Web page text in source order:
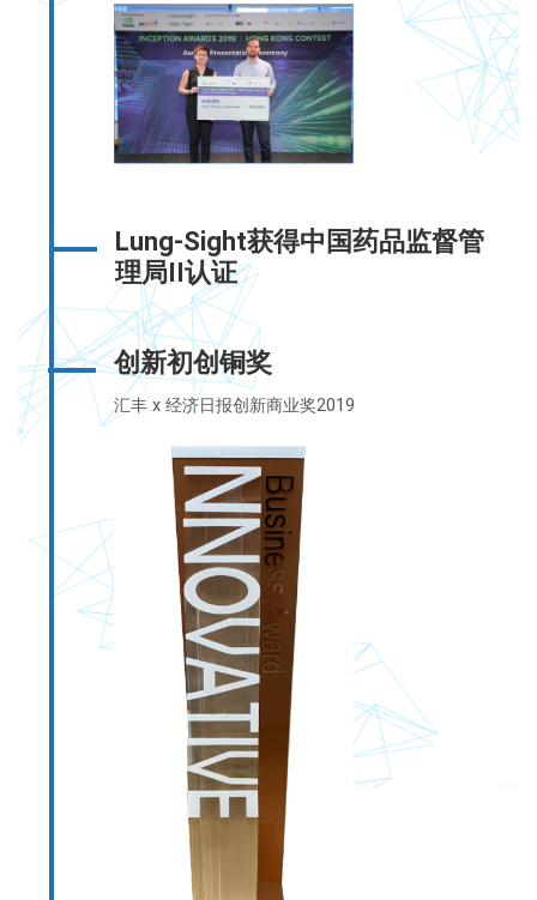
Lung-Sight获得中国药品监督管
理局II认证
创新初创铜奖
汇丰 x 经济日报创新商业奖2019